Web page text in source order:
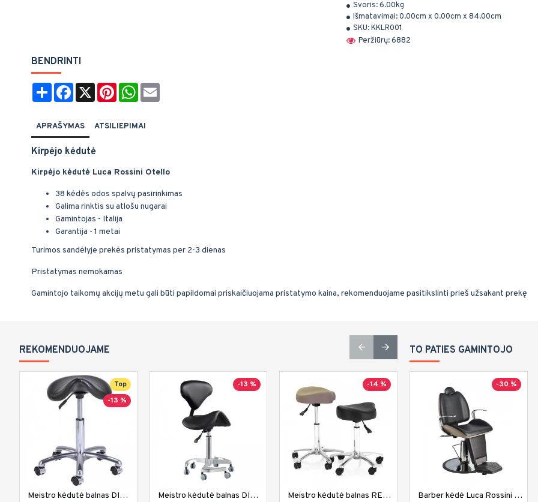
Svoris:6.00kg
Išmatavimai:0.00cm x 0.00cm x 84.00cm
SKU:KKLR001
Peržiūrų: 6882
BENDRINTI
Share Facebook
X PinterestWhatsApp
APRAŠYMAS ATSILIEPIMAI
Kirpėjo kėdutė
Kirpėjo kėdutė Luca Rossini Otello
38 kėdės odos spalvų pasirinkimas
Galima rinktis su atlošu nugarai
Gamintojas - Italija
Garantija - 1 metai
Turimos sandėlyje prekės pristatymas per 2-3 dienas
Pristatymas nemokamas
Gamintojo taikomų akcijų metu gali būti papildomai priskaičiuojama pristatymo kaina, rekomenduojame pasitikslinti prieš užsakant prekę
REKOMENDUOJAME
Top
-13 %
Meistro kėdutė balnas DIR Nero
-13 %
Meistro kėdutė balnas DIR Tao
-14 %
Meistro kėdutė balnas REM Mustang
-17 %
Meistro kėdutė DIR Cadence
TO PATIES GAMINTOJO
-30 %
Barber kėdė Luca Rossini Figaro